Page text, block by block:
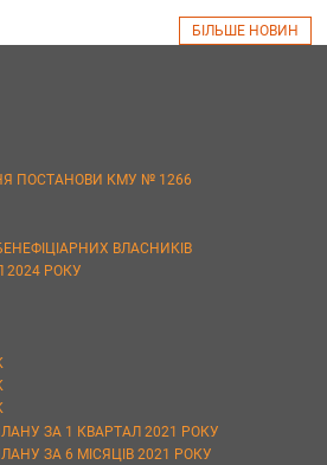
БІЛЬШЕ НОВИН
ПОСТАНОВИ КМУ № 1266
ВЛАСНИКІВ
2024 РОКУ
ЗА 1 КВАРТАЛ 2021 РОКУ
ЗА 6 МІСЯЦІВ 2021 РОКУ